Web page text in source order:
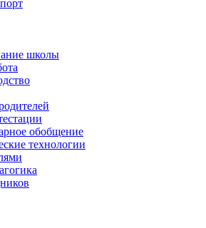
школы
обобщение
технологии